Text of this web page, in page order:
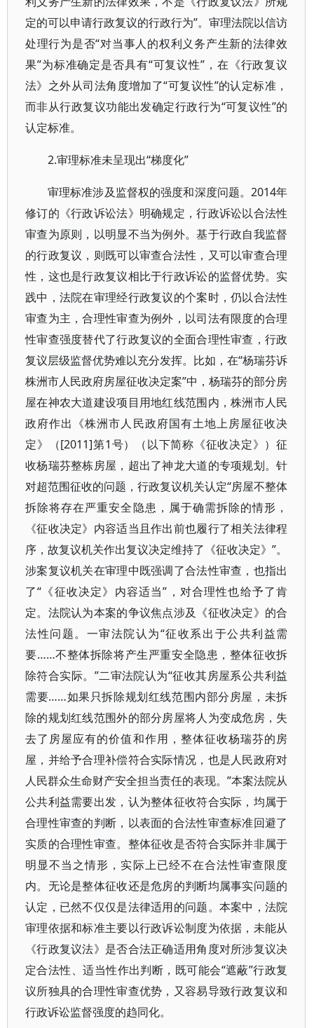
定的可以申请行政复议的行政行为”。审理法院以信访
处理行为是否“对当事人的权利义务产生新的法律效
果”为标准确定是否具有“可复议性”，在《行政复议
法》之外从司法角度增加了“可复议性”的认定标准，
而非从行政复议功能出发确定行政行为“可复议性”的
认定标准。
2.审理标准未呈现出“梯度化”
审理标准涉及监督权的强度和深度问题。2014年
修订的《行政诉讼法》明确规定，行政诉讼以合法性
审查为原则，以明显不当为例外。基于行政自我监督
的行政复议，则既可以审查合法性，又可以审查合理
性，这也是行政复议相比于行政诉讼的监督优势。实
践中，法院在审理经行政复议的个案时，仍以合法性
审查为主，合理性审查为例外，以司法有限度的合理
性审查强度替代了行政复议的全面合理性审查，行政
复议层级监督优势难以充分发挥。比如，在“杨瑞芬诉
株洲市人民政府房屋征收决定案”中，杨瑞芬的部分房
屋在神农大道建设项目用地红线范围内，株洲市人民
政府作出《株洲市人民政府国有土地上房屋征收决
定》（[2011]第1号）（以下简称《征收决定》）征
收杨瑞芬整栋房屋，超出了神龙大道的专项规划。针
对超范围征收的问题，行政复议机关认定“房屋不整体
拆除将存在严重安全隐患，属于确需拆除的情形，
《征收决定》内容适当且作出前也履行了相关法律程
序，故复议机关作出复议决定维持了《征收决定》”。
涉案复议机关在审理中既强调了合法性审查，也指出
了“《征收决定》内容适当”，对合理性也给予了肯
定。法院认为本案的争议焦点涉及《征收决定》的合
法性问题。一审法院认为“征收系出于公共利益需
要……不整体拆除将产生严重安全隐患，整体征收拆
除符合实际。”二审法院认为“征收其房屋系公共利益
需要……如果只拆除规划红线范围内部分房屋，未拆
除的规划红线范围外的部分房屋将人为变成危房，失
去了房屋应有的价值和作用，整体征收杨瑞芬的房
屋，并给予合理补偿符合实际情况，也是人民政府对
人民群众生命财产安全担当责任的表现。”本案法院从
公共利益需要出发，认为整体征收符合实际，均属于
合理性审查的判断，以表面的合法性审查标准回避了
实质的合理性审查。整体征收是否符合实际并非属于
明显不当之情形，实际上已经不在合法性审查限度
内。无论是整体征收还是危房的判断均属事实问题的
认定，已然不仅仅是法律适用的问题。本案中，法院
审理依据和标准主要以行政诉讼制度为依据，未能从
《行政复议法》是否合法正确适用角度对所涉复议决
定合法性、适当性作出判断，既可能会“遮蔽”行政复
议所独具的合理性审查优势，又容易导致行政复议和
行政诉讼监督强度的趋同化。